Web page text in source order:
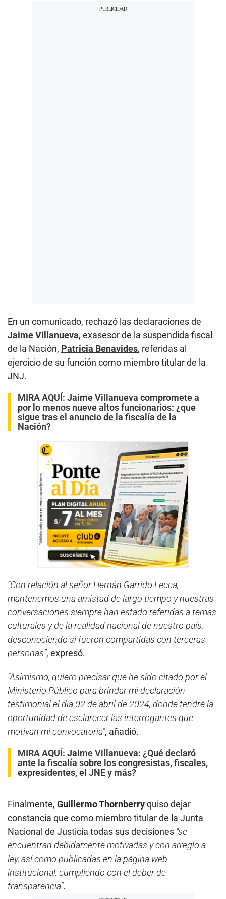
En un comunicado, rechazó las declaraciones de
Jaime Villanueva, exasesor de la suspendida fiscal
de la Nación, Patricia Benavides, referidas al
ejercicio de su función como miembro titular de la
JNJ.
MIRA AQUÍ: Jaime Villanueva compromete a
por lo menos nueve altos funcionarios: ¿que
sigue tras el anuncio de la fiscalía de la
Nación?
“Con relación al señor Hernán Garrido Lecca,
mantenemos una amistad de largo tiempo y nuestras
conversaciones siempre han estado referidas a temas
culturales y de la realidad nacional de nuestro país,
desconociendo si fueron compartidas con terceras
personas”, expresó.
“Asimismo, quiero precisar que he sido citado por el
Ministerio Público para brindar mi declaración
testimonial el día 02 de abril de 2024, donde tendré la
oportunidad de esclarecer las interrogantes que
motivan mi convocatoria”, añadió.
MIRA AQUÍ: Jaime Villanueva: ¿Qué declaró
ante la fiscalía sobre los congresistas, fiscales,
expresidentes, el JNE y más?
Finalmente, Guillermo Thornberryquiso dejar
constancia que como miembro titular de la Junta
Nacional de Justicia todas sus decisiones “se
encuentran debidamente motivadas y con arreglo a
ley, así como publicadas en la página web
institucional, cumpliendo con el deber de
transparencia”.